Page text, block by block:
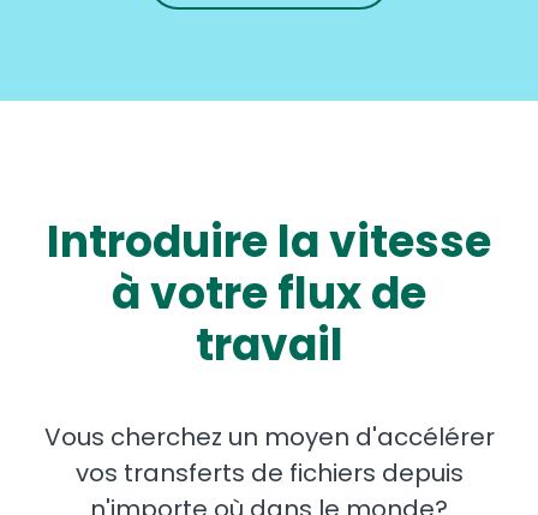
Introduire la vitesse
à votre flux de
travail
Vous cherchez un moyen d'accélérer
vos transferts de fichiers depuis